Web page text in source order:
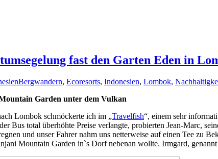
fast den Garten Eden in
Bergwandern, Ecoresorts, Indonesien, Lombok,
Garden unter dem Vulkan
Lombok schmöckerte ich im „Travelfish“, einem sehr
Bus total überhöhte Preise verlangte, probierten Jean-Marc,
und unser Fahrer nahm uns netterweise auf einen Tee zu
Mountain Garden in`s Dorf nebenan wollte. Irmgard,